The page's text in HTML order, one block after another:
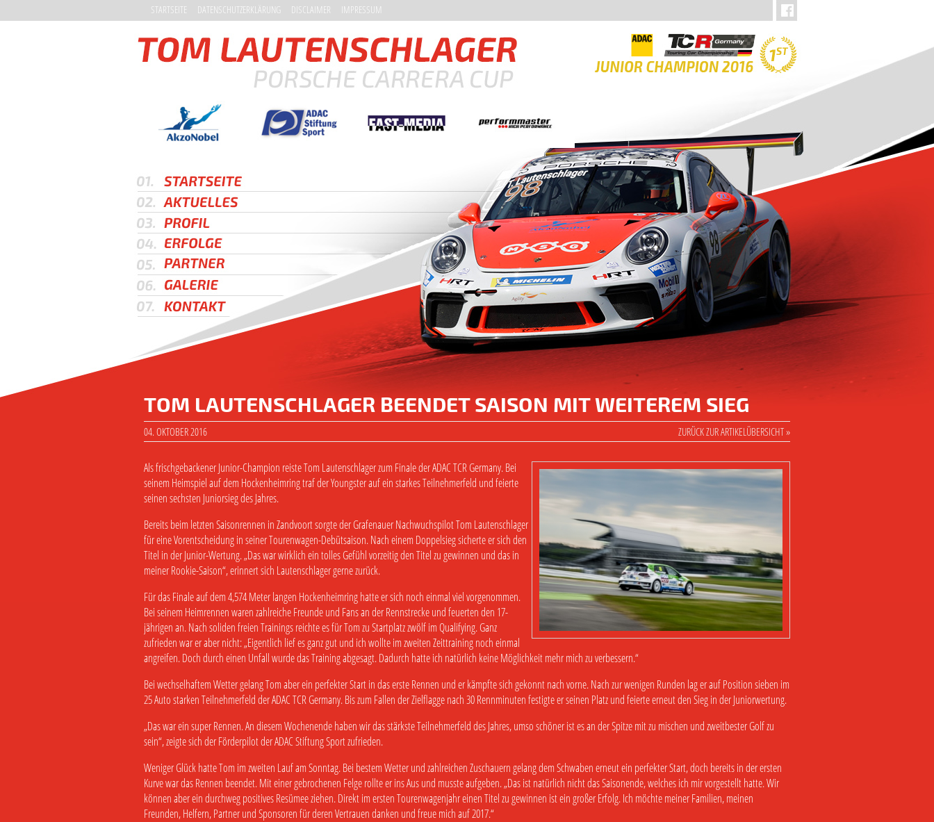
STARTSEITE DATENSCHUTZERKLÄRUNG DISCLAIMER IMPRESSUM
TOM LAUTENSCHLAGER BEENDET SAISON MIT WEITEREM SIEG
04. OKTOBER 2016 ZURÜCK ZUR ARTIKELÜBERSICHT »
Als frischgebackener Junior-Champion reiste Tom Lautenschlager zum Finale der ADAC TCR Germany. Bei
seinem Heimspiel auf dem Hockenheimring traf der Youngster auf ein starkes Teilnehmerfeld und feierte
seinen sechsten Juniorsieg des Jahres.
Bereits beim letzten Saisonrennen in Zandvoort sorgte der Grafenauer Nachwuchspilot Tom Lautenschlager
für eine Vorentscheidung in seiner Tourenwagen-Debütsaison. Nach einem Doppelsieg sicherte er sich den
Titel in der Junior-Wertung. „Das war wirklich ein tolles Gefühl vorzeitig den Titel zu gewinnen und das in
meiner Rookie-Saison“, erinnert sich Lautenschlager gerne zurück.
Für das Finale auf dem 4,574 Meter langen Hockenheimring hatte er sich noch einmal viel vorgenommen.
Bei seinem Heimrennen waren zahlreiche Freunde und Fans an der Rennstrecke und feuerten den 17-
jährigen an. Nach soliden freien Trainings reichte es für Tom zu Startplatz zwölf im Qualifying. Ganz
zufrieden war er aber nicht: „Eigentlich lief es ganz gut und ich wollte im zweiten Zeittraining noch einmal
angreifen. Doch durch einen Unfall wurde das Training abgesagt. Dadurch hatte ich natürlich keine Möglichkeit mehr mich zu verbessern.“
Bei wechselhaftem Wetter gelang Tom aber ein perfekter Start in das erste Rennen und er kämpfte sich gekonnt nach vorne. Nach zur wenigen Runden lag er auf Position sieben im
25 Auto starken Teilnehmerfeld der ADAC TCR Germany. Bis zum Fallen der Zielflagge nach 30 Rennminuten festigte er seinen Platz und feierte erneut den Sieg in der Juniorwertung.
„Das war ein super Rennen. An diesem Wochenende haben wir das stärkste Teilnehmerfeld des Jahres, umso schöner ist es an der Spitze mit zu mischen und zweitbester Golf zu
sein“, zeigte sich der Förderpilot der ADAC Stiftung Sport zufrieden.
Weniger Glück hatte Tom im zweiten Lauf am Sonntag. Bei bestem Wetter und zahlreichen Zuschauern gelang dem Schwaben erneut ein perfekter Start, doch bereits in der ersten
Kurve war das Rennen beendet. Mit einer gebrochenen Felge rollte er ins Aus und musste aufgeben. „Das ist natürlich nicht das Saisonende, welches ich mir vorgestellt hatte. Wir
können aber ein durchweg positives Resümee ziehen. Direkt im ersten Tourenwagenjahr einen Titel zu gewinnen ist ein großer Erfolg. Ich möchte meiner Familien, meinen
Freunden, Helfern, Partner und Sponsoren für deren Vertrauen danken und freue mich auf 2017.“